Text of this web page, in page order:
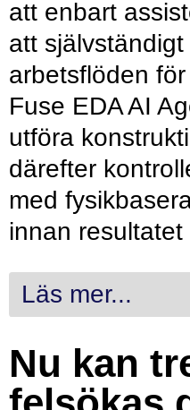
att enbart
att
arbetsflöden
Fuse EDA AI
utföra
därefter
med
innan
Läs mer...
Nu kan